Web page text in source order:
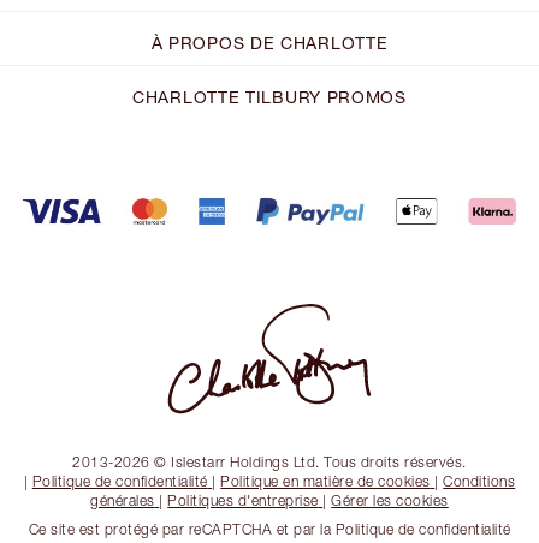
À PROPOS DE CHARLOTTE
CHARLOTTE TILBURY PROMOS
2013-2026 © Islestarr Holdings Ltd. Tous droits réservés.
| Politique de confidentialité |Politique en matière de cookies |Conditions
générales |Politiques d'entreprise |Gérer les cookies
Ce site est protégé par reCAPTCHA et par la Politique de confidentialité